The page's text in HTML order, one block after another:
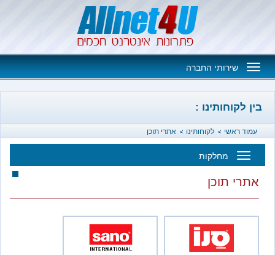
שירותי החברה
Toggle
:
לקוחותינו אתרי תוכן
מחלקות
Toggle
navigation
תוכן